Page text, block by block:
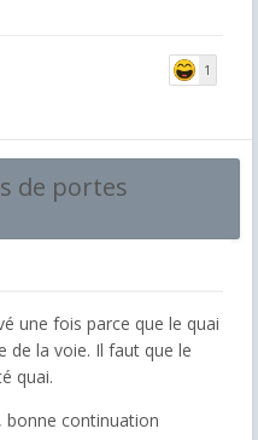
1
de portes
une fois parce que le quai
de la voie. Il faut que le
quai.
bonne continuation